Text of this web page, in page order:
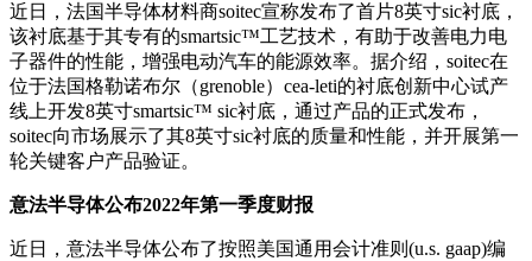
近日，法国半导体材料商soitec宣称发布了首片8英寸sic衬底，
该衬底基于其专有的smartsic™工艺技术，有助于改善电力电
子器件的性能，增强电动汽车的能源效率。据介绍，soitec在
位于法国格勒诺布尔（grenoble）cea-leti的衬底创新中心试产
线上开发8英寸smartsic™ sic衬底，通过产品的正式发布，
soitec向市场展示了其8英寸sic衬底的质量和性能，并开展第一
轮关键客户产品验证。
意法半导体公布2022年第一季度财报
近日，意法半导体公布了按照美国通用会计准则(u.s. gaap)编